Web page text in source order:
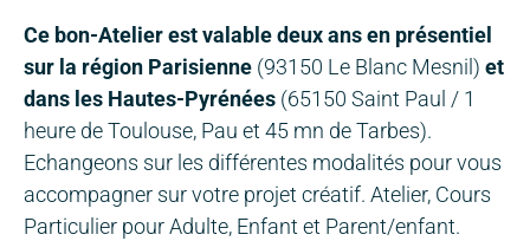
Ce bon-Atelier est valable deux ans en présentiel
sur la région Parisienne (93150 Le Blanc Mesnil) et
dans les Hautes-Pyrénées (65150 Saint Paul / 1
heure de Toulouse, Pau et 45 mn de Tarbes).
Echangeons sur les différentes modalités pour vous
accompagner sur votre projet créatif. Atelier, Cours
Particulier pour Adulte, Enfant et Parent/enfant.